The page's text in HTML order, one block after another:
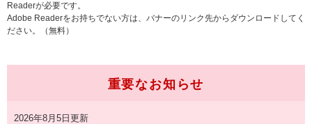
Readerが必要です。
Adobe Readerをお持ちでない方は、バナーのリンク先からダウンロードしてく
ださい。（無料）
重要なお知らせ
2026年8月5日更新